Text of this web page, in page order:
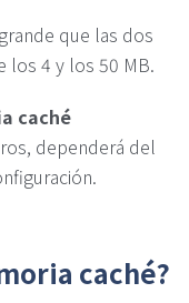
que las dos
los 4 y los 50 MB.
caché
dependerá del
caché?